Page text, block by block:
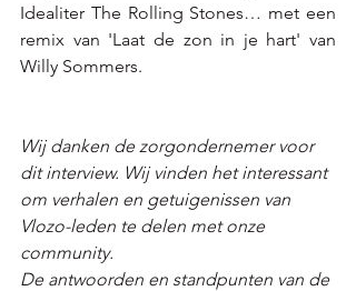
Idealiter The Rolling Stones… met een
remix van 'Laat de zon in je hart' van
Willy Sommers.
Wij danken de zorgondernemer voor
dit interview. Wij vinden het interessant
om verhalen en getuigenissen van
Vlozo-leden te delen met onze
community.
De antwoorden en standpunten van de